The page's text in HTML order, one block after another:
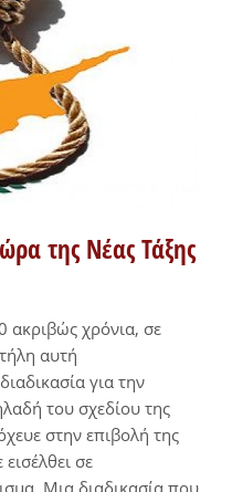
της Νέας Τάξης
χρόνια, σε
αυτή
για την
του σχεδίου της
στην επιβολή της
σε
Μια διαδικασία που